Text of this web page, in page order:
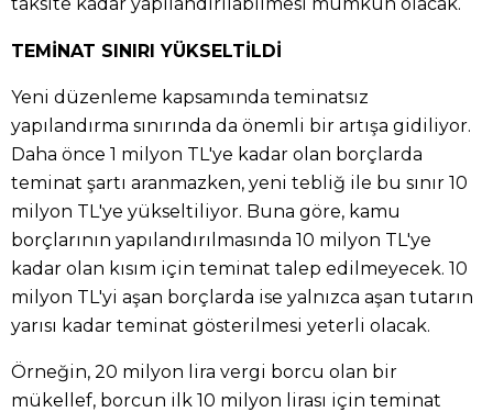
TEMİNAT SINIRI YÜKSELTİLDİ
Yeni düzenleme kapsamında teminatsız
yapılandırma sınırında da önemli bir artışa gidiliyor.
Daha önce 1 milyon TL'ye kadar olan borçlarda
teminat şartı aranmazken, yeni tebliğ ile bu sınır 10
milyon TL'ye yükseltiliyor. Buna göre, kamu
borçlarının yapılandırılmasında 10 milyon TL'ye
kadar olan kısım için teminat talep edilmeyecek. 10
milyon TL'yi aşan borçlarda ise yalnızca aşan tutarın
yarısı kadar teminat gösterilmesi yeterli olacak.
Örneğin, 20 milyon lira vergi borcu olan bir
mükellef, borcun ilk 10 milyon lirası için teminat